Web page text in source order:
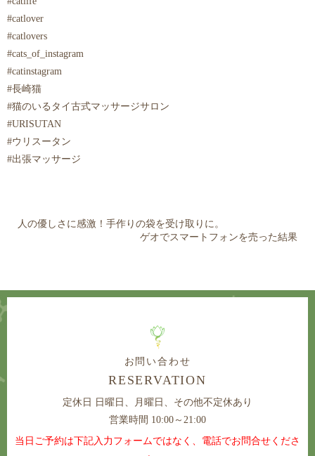
#catlover
#catlovers
#cats_of_instagram
#catinstagram
#長崎猫
#猫のいるタイ古式マッサージサロン
#URISUTAN
#ウリスータン
#出張マッサージ
人の優しさに感激！手作りの袋を受け取りに。
ゲオでスマートフォンを売った結果
お問い合わせ
RESERVATION
定休日
日曜日、月曜日、その他不定休あり
営業時間 10:00～21:00
当日ご予約は下記入力フォームではなく、電話でお問合せくださ